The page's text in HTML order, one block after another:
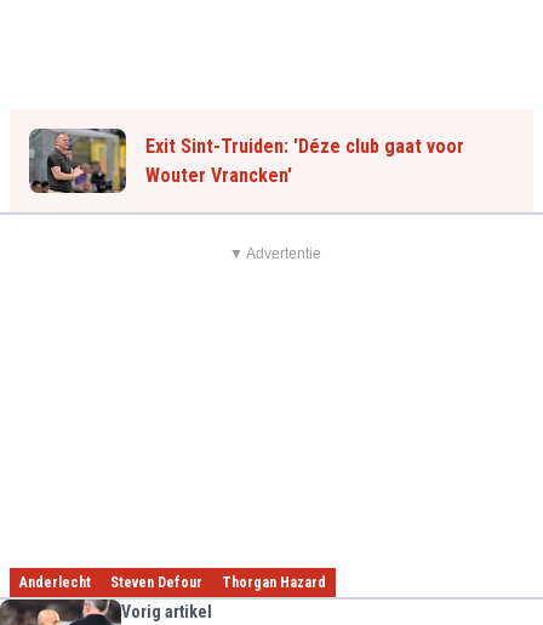
Exit Sint-Truiden: 'Déze club gaat voor
Wouter Vrancken'
▼ Advertentie
Anderlecht Steven Defour Thorgan Hazard
Vorig artikel